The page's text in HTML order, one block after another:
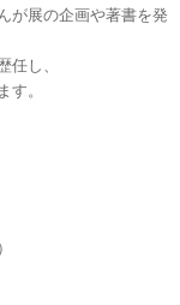
が展の企画や著書を発
任し、
す。